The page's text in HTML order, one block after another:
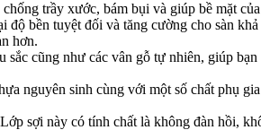
trầy xước, bám bụi và giúp bề mặt
bền tuyệt đối và tăng cường cho sàn
hơn.
cũng như các vân gỗ tự nhiên, giúp
nguyên sinh cùng với một số chất phụ
sợi này có tính chất là không đàn hồi,